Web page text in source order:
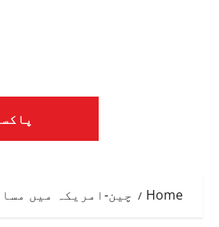
Home چین-امریکہ میں